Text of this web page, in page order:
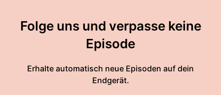
Folge uns und verpasse keine
Episode
Erhalte automatisch neue Episoden auf dein
Endgerät.